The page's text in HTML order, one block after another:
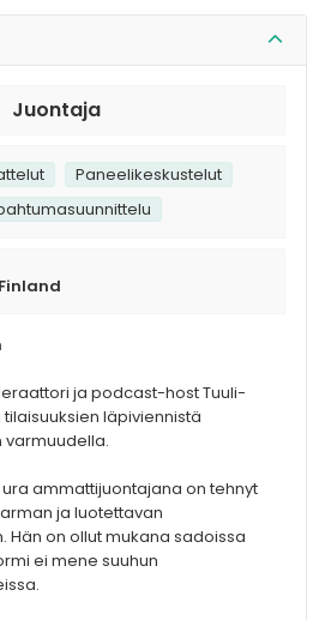
ja podcast-host Tuuli-
läpiviennistä
ammattijuontajana on tehnyt
ja luotettavan
on ollut mukana sadoissa
ei mene suuhun
Juontaja
Paneelikeskustelut